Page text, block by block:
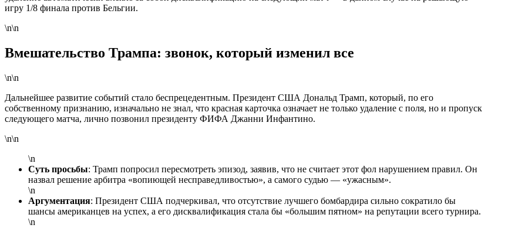
игру 1/8 финала против Бельгии.
\n\n
Вмешательство Трампа: звонок, который изменил все
\n\n
Дальнейшее развитие событий стало беспрецедентным. Президент США Дональд Трамп, который, по его
собственному признанию, изначально не знал, что красная карточка означает не только удаление с поля, но и пропуск
следующего матча, лично позвонил президенту ФИФА Джанни Инфантино.
\n\n
\n
Суть просьбы: Трамп попросил пересмотреть эпизод, заявив, что не считает этот фол нарушением правил. Он
назвал решение арбитра «вопиющей несправедливостью», а самого судью — «ужасным».
\n
Аргументация: Президент США подчеркивал, что отсутствие лучшего бомбардира сильно сократило бы
шансы американцев на успех, а его дисквалификация стала бы «большим пятном» на репутации всего турнира.
\n